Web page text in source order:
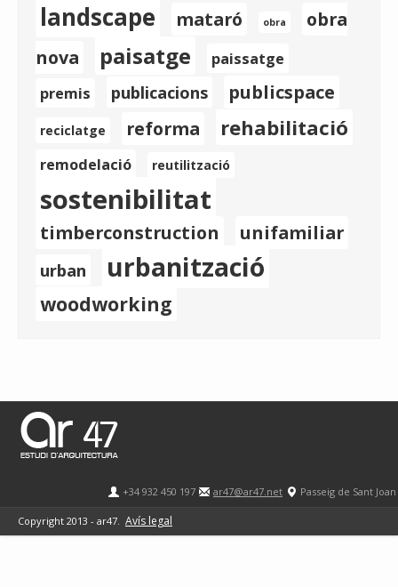
landscape mataró obra
obra
nova
paisatge
paissatge
premis
publicacions publicspace
reciclatge reforma rehabilitació
remodelació reutilització
sostenibilitat
timberconstruction unifamiliar
urban urbanització
woodworking
+34 932 450 197 ar47@ar47.net Passeig de Sant
Copyright 2013 - ar47. Avís legal